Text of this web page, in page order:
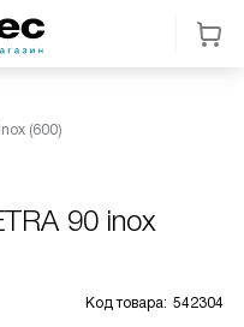
(600)
90 inox
Код товара: 542304